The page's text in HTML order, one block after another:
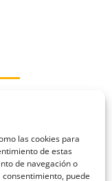
las cookies para
de estas
de navegación o
puede